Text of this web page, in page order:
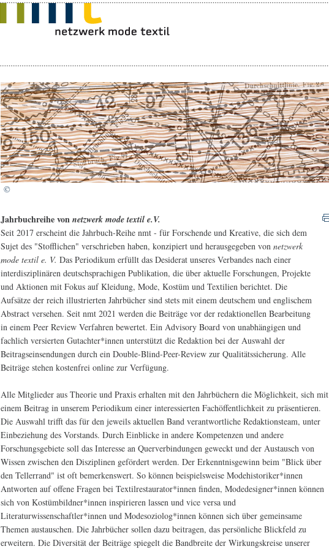
©
Jahrbuchreihe vonnetzwerk mode textil e.V.
Seit 2017 erscheint die Jahrbuch-Reihe nmt - für Forschende und Kreative, die sich dem
Sujet des "Stofflichen" verschrieben haben, konzipiert und herausgegeben vonnetzwerk
mode textil e. V. Das Periodikum erfüllt das Desiderat unseres Verbandes nach einer
interdisziplinären deutschsprachigen Publikation, die über aktuelle Forschungen, Projekte
und Aktionen mit Fokus auf Kleidung, Mode, Kostüm und Textilien berichtet. Die
Aufsätze der reich illustrierten Jahrbücher sind stets mit einem deutschem und englischem
Abstract versehen. Seit nmt 2021 werden die Beiträge vor der redaktionellen Bearbeitung
in einem Peer Review Verfahren bewertet. Ein Advisory Board von unabhängigen und
fachlich versierten Gutachter*innen unterstützt die Redaktion bei der Auswahl der
Beitragseinsendungen durch ein Double-Blind-Peer-Review zur Qualitätssicherung. Alle
Beiträge stehen kostenfrei online zur Verfügung.
Alle Mitglieder aus Theorie und Praxis erhalten mit den Jahrbüchern die Möglichkeit, sich mit
einem Beitrag in unserem Periodikum einer interessierten Fachöffentlichkeit zu präsentieren.
Die Auswahl trifft das für den jeweils aktuellen Band verantwortliche Redaktionsteam, unter
Einbeziehung des Vorstands. Durch Einblicke in andere Kompetenzen und andere
Forschungsgebiete soll das Interesse an Querverbindungen geweckt und der Austausch von
Wissen zwischen den Disziplinen gefördert werden. Der Erkenntnisgewinn beim "Blick über
den Tellerrand" ist oft bemerkenswert. So können beispielsweise Modehistoriker*innen
Antworten auf offene Fragen bei Textilrestaurator*innen finden, Modedesigner*innen können
sich von Kostümbildner*innen inspirieren lassen und vice versa und
Literaturwissenschaftler*innen und Modesoziolog*innen können sich über gemeinsame
Themen austauschen. Die Jahrbücher sollen dazu beitragen, das persönliche Blickfeld zu
erweitern. Die Diversität der Beiträge spiegelt die Bandbreite der Wirkungskreise unserer